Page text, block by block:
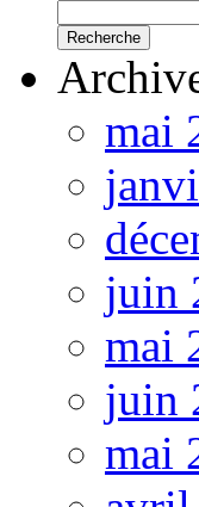
mai
juin
mai
juin
mai